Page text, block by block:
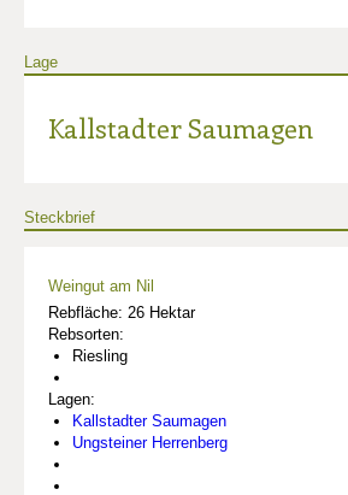
Lage
Kallstadter Saumagen
Steckbrief
Weingut am Nil
Rebfläche: 26 Hektar
Rebsorten:
Riesling
Lagen:
Kallstadter Saumagen
Ungsteiner Herrenberg